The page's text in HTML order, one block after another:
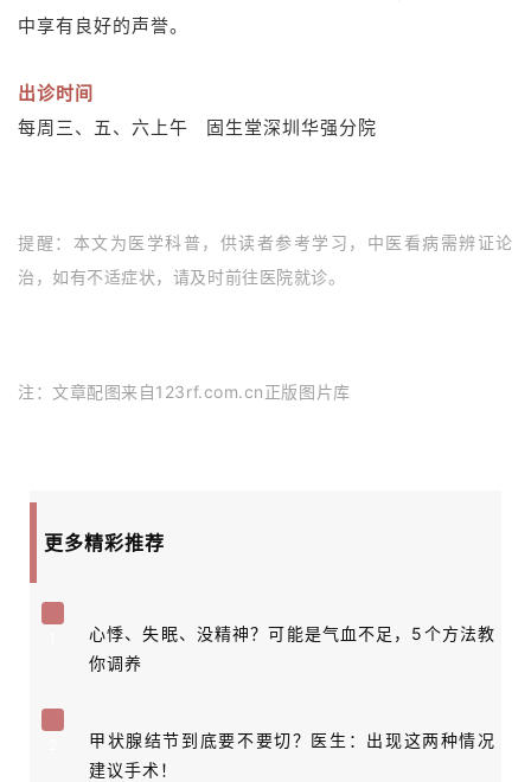
中享有良好的声誉。
出诊时间
每周三、五、六上午 固生堂深圳华强分院
提醒： 本文为医学科普，供读者参考学习，中医看病需辨证论
治，如有不适症状，请及时前往医院就诊。
注：文章配图来自123rf.com.cn正版图片库
更多精彩推荐
心悸、失眠、没精神？可能是气血不足，5个方法教
你调养
甲状腺结节到底要不要切？医生：出现这两种情况
建议手术！